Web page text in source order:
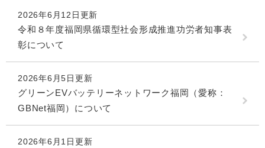
2026年6月12日更新
令和８年度福岡県循環型社会形成推進功労者知事表
彰について
2026年6月5日更新
グリーンEVバッテリーネットワーク福岡（愛称：
GBNet福岡）について
2026年6月1日更新